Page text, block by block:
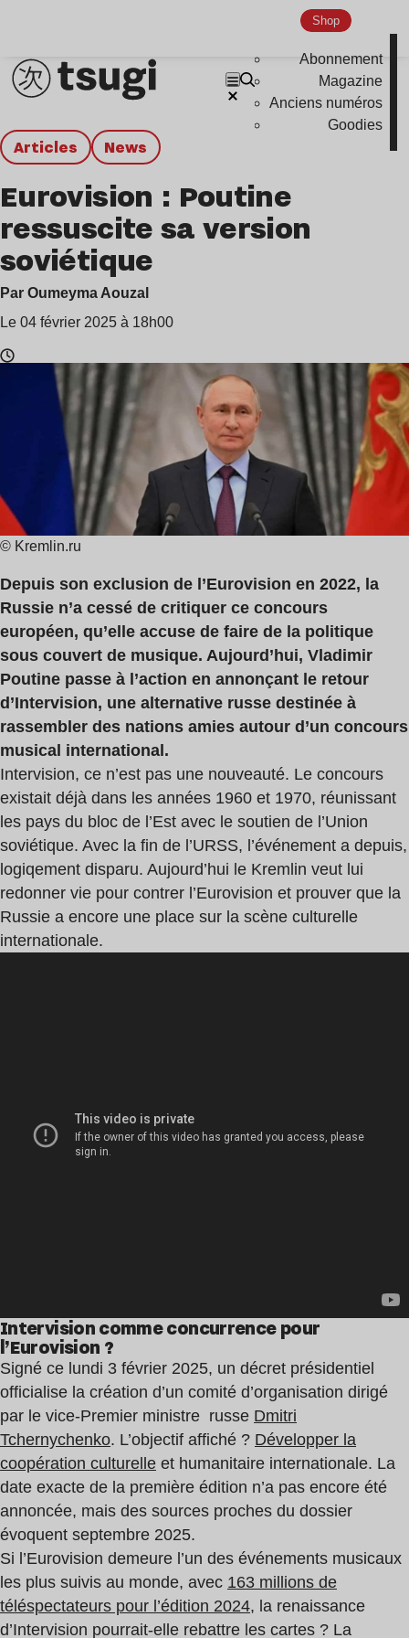
Shop
Abonnement
Magazine
Anciens numéros
Goodies
Articles news
Eurovision : Poutine
ressuscite sa version
soviétique
Par Oumeyma Aouzal
Le 04 février 2025 à 18h00
© Kremlin.ru
Depuis son exclusion de l’Eurovision en 2022, la
Russie n’a cessé de critiquer ce concours
européen, qu’elle accuse de faire de la politique
sous couvert de musique. Aujourd’hui, Vladimir
Poutine passe à l’action en annonçant le retour
d’Intervision, une alternative russe destinée à
rassembler des nations amies autour d’un concours
musical international.
Intervision, ce n’est pas une nouveauté. Le concours
existait déjà dans les années 1960 et 1970, réunissant
les pays du bloc de l’Est avec le soutien de l’Union
soviétique. Avec la fin de l’URSS, l’événement a depuis,
logiqement disparu. Aujourd’hui le Kremlin veut lui
redonner vie pour contrer l’Eurovision et prouver que la
Russie a encore une place sur la scène culturelle
internationale.
Intervision comme concurrence pour
l’Eurovision ?
Signé ce lundi 3 février 2025, un décret présidentiel
officialise la création d’un comité d’organisation dirigé
par le vice-Premier ministre russe Dmitri
Tchernychenko. L’objectif affiché ? Développer la
coopération culturelle et humanitaire internationale. La
date exacte de la première édition n’a pas encore été
annoncée, mais des sources proches du dossier
évoquent septembre 2025.
Si l’Eurovision demeure l’un des événements musicaux
les plus suivis au monde, avec 163 millions de
téléspectateurs pour l’édition 2024, la renaissance
d’Intervision pourrait-elle rebattre les cartes ? La